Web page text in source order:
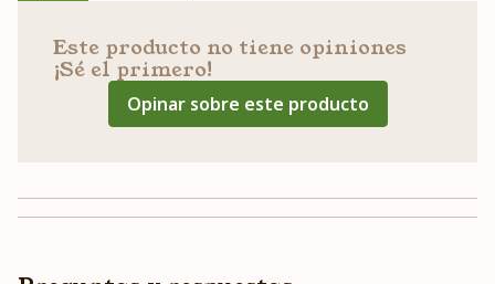
Este producto no tiene opiniones
¡Sé el primero!
Opinar sobre este producto